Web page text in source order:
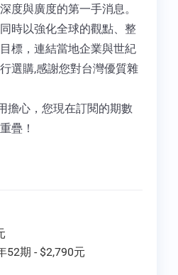
度與廣度的第一手消息。
時以強化全球的觀點、整
標，連結當地企業與世紀
選購,感謝您對台灣優質雜
心，您現在訂閱的期數
疊！
52期 - $2,790元